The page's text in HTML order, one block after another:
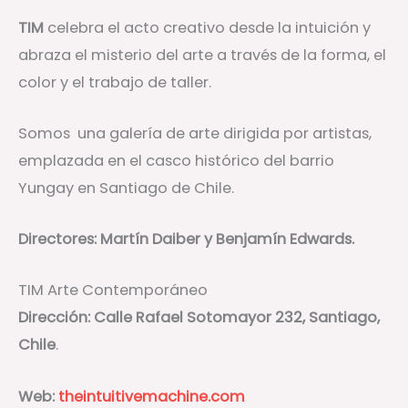
TIM celebra el acto creativo desde la intuición y
abraza el misterio del arte a través de la forma, el
color y el trabajo de taller.
Somos una galería de arte dirigida por artistas,
emplazada en el casco histórico del barrio
Yungay en Santiago de Chile.
Directores: Martín Daiber y Benjamín Edwards.
TIM Arte Contemporáneo
Dirección: Calle Rafael Sotomayor 232, Santiago,
Chile.
Web: theintuitivemachine.com